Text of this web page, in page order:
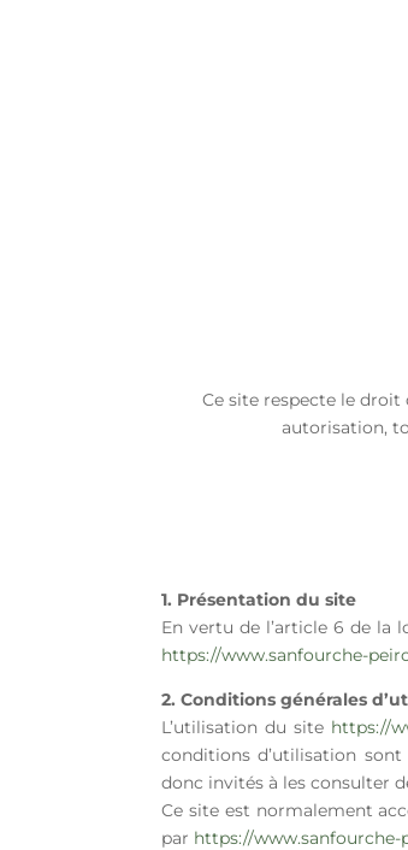
Ce site respecte le droit
autorisation,
1. Présentation du site
En vertu de l’article 6 de la
https://www.sanfourche-
2. Conditions générales
L’utilisation du site https://
conditions d’utilisation
donc invités à les consulter
Ce site est normalement
par https://www.sanfourche-